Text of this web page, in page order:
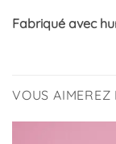
Fabriqué avec
VOUS AIMEREZ